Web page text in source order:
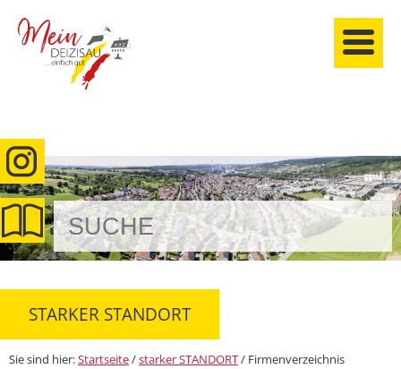
anmelden
STARKER STANDORT
Sie sind hier:Startseite/starker STANDORT/ Firmenverzeichnis